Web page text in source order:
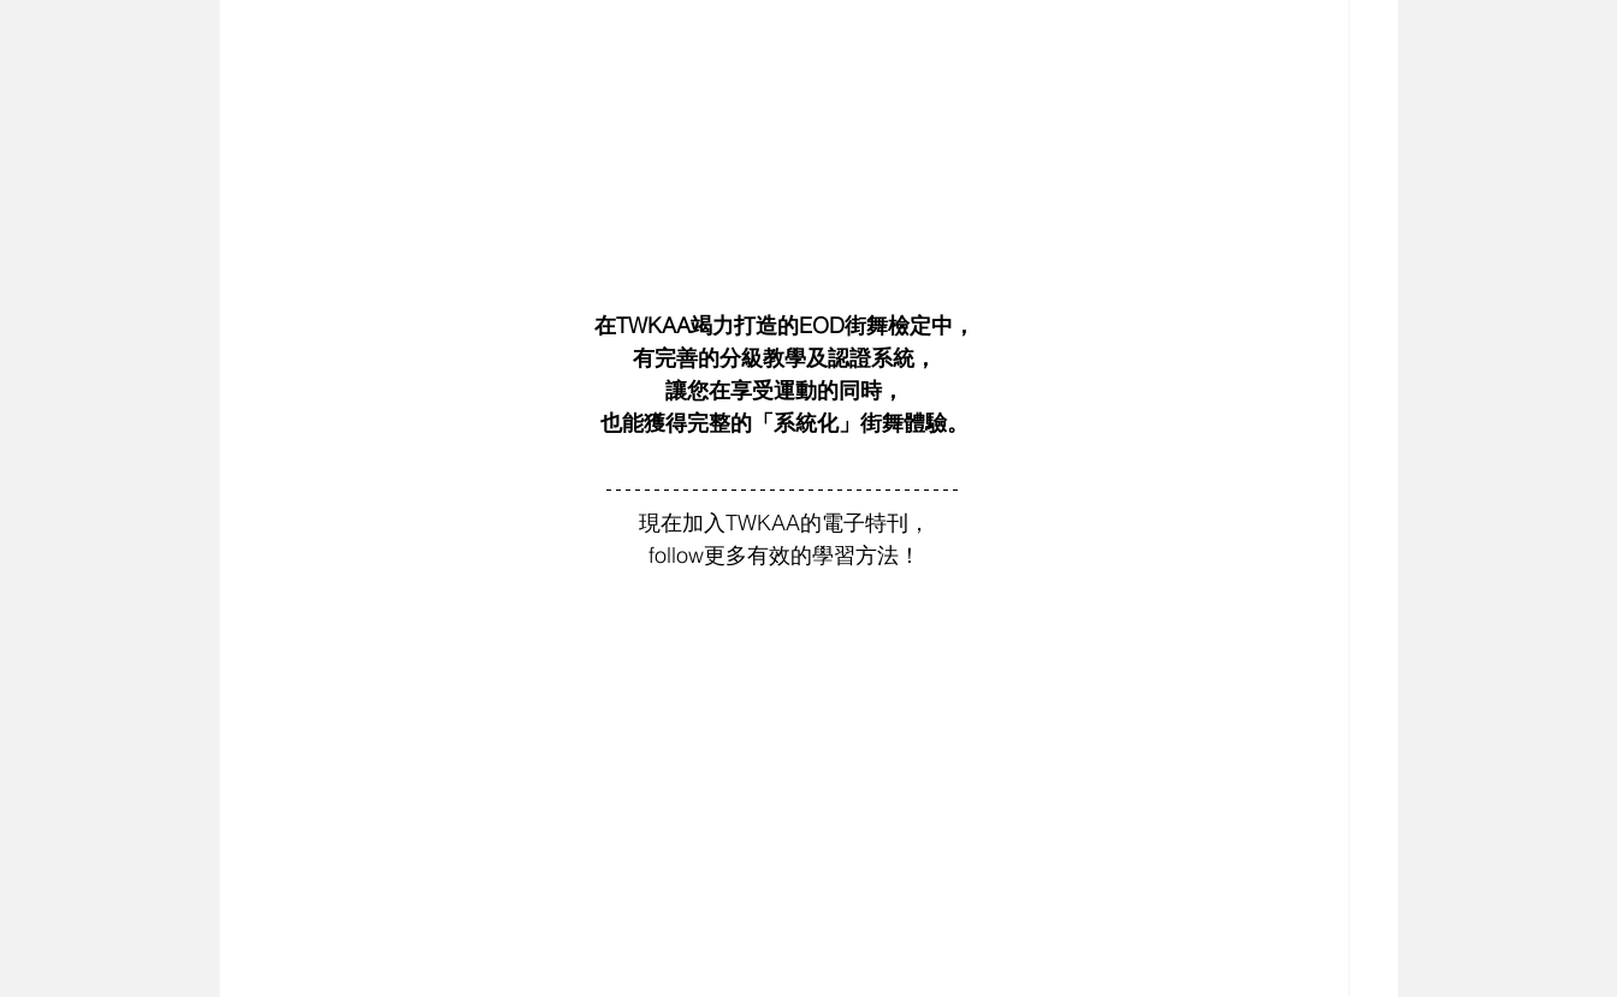
在TWKAA竭力打造的EOD街舞檢定中，
有完善的分級教學及認證系統，
讓您在享受運動的同時，
也能獲得完整的「系統化」街舞體驗。
現在加入TWKAA的電子特刊，
follow更多有效的學習方法！